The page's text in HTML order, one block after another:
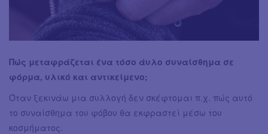
Πώς μεταφράζεται ένα τόσο άυλο συναίσθημα σε
φόρμα, υλικό και αντικείμενο;
Όταν ξεκινάω μια συλλογή δεν σκέφτομαι π.χ. πώς αυτό
το συναίσθημα του φόβου θα εκφραστεί μέσω του
κοσμήματος.